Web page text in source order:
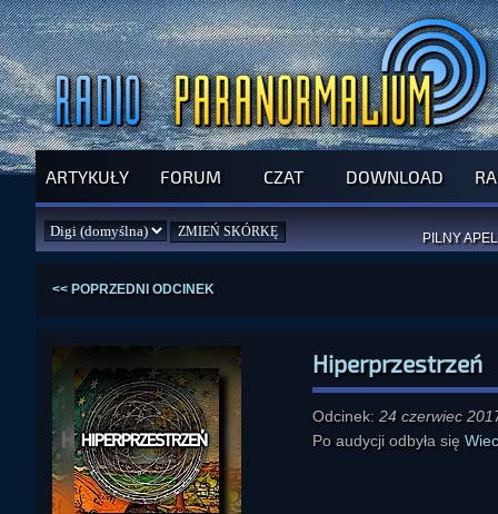
ARTYKUŁY FORUM CZAT DOWNLOAD
PILNY
<< POPRZEDNI ODCINEK
Hiperprzestrzeń
Odcinek: 24 czerwiec
Po audycji odbyła się